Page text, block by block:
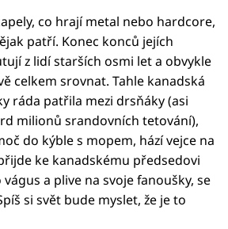
co hrají metal nebo hardcore,
patří. Konec konců jejích
z lidí starších osmi let a obvykle
celkem srovnat. Tahle kanadská
ráda patřila mezi drsňáky (asi
milionů srandovních tetování),
do kýble s mopem, hází vejce na
ke kanadskému předsedovi
a plive na svoje fanoušky, se
si svět bude myslet, že je to